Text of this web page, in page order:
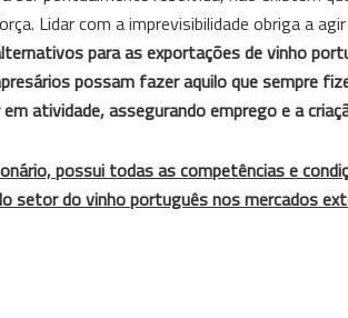
Lidar com a imprevisibilidade obriga a
para as exportações de vinho
possam fazer aquilo que sempre
atividade, assegurando emprego e a
possui todas as competências e
setor do vinho português nos mercados